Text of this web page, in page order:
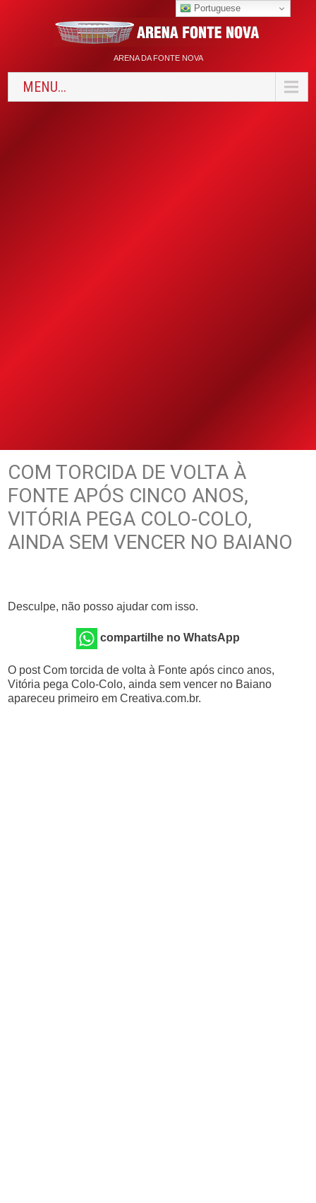
ARENA DA FONTE NOVA
MENU...
COM TORCIDA DE VOLTA À
FONTE APÓS CINCO ANOS,
VITÓRIA PEGA COLO-COLO,
AINDA SEM VENCER NO BAIANO
Desculpe, não posso ajudar com isso.
compartilhe no WhatsApp
O post Com torcida de volta à Fonte após cinco anos,
Vitória pega Colo-Colo, ainda sem vencer no Baiano
apareceu primeiro em Creativa.com.br.
Portuguese